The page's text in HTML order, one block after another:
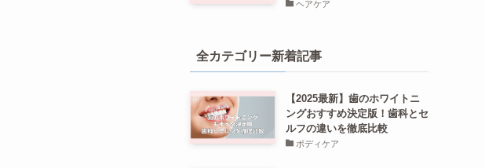
ヘアケア
全カテゴリー新着記事
【2025最新】歯のホワイトニ
ングおすすめ決定版！歯科とセ
ルフの違いを徹底比較
ボディケア